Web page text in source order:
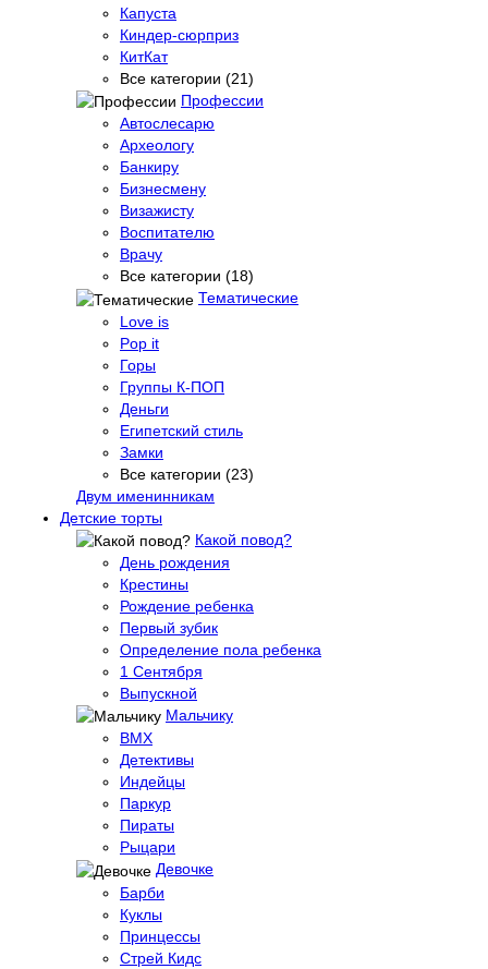
Капуста
Киндер-сюрприз
КитКат
Все категории (21)
Профессии
Автослесарю
Археологу
Банкиру
Бизнесмену
Визажисту
Воспитателю
Врачу
Все категории (18)
Тематические
Love is
Pop it
Горы
Группы К-ПОП
Деньги
Египетский стиль
Замки
Все категории (23)
Двум именинникам
Детские торты
Какой повод?
День рождения
Крестины
Рождение ребенка
Первый зубик
Определение пола ребенка
1 Сентября
Выпускной
Мальчику
BMX
Детективы
Индейцы
Паркур
Пираты
Рыцари
Девочке
Барби
Куклы
Принцессы
Стрей Кидс